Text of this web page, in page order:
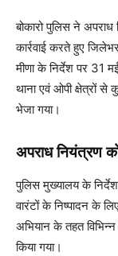
बोकारो पुलिस ने
कार्रवाई करते हुए
मीणा के निर्देश पर 31
थाना एवं ओपी क्षेत्रों से
भेजा गया।
अपराध नियंत्रण
पुलिस मुख्यालय के
वारंटों के निष्पादन के
अभियान के तहत विभिन्न
किया गया।